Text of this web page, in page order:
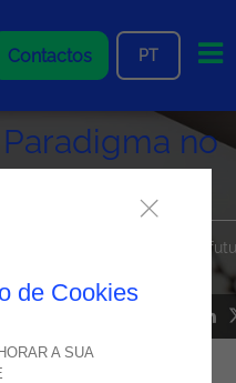
Contactos
PT
no
e aceleração. O
de Cookies
A SUA